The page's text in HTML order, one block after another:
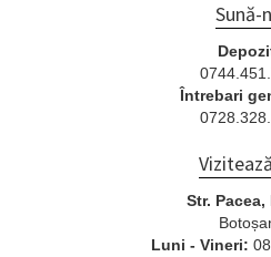
Sună-
Întrebari
Str. Pacea,
Luni - Vineri: